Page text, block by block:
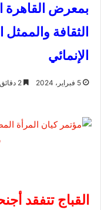
بمعرض القاهرة
الثقافة
الإنمائي
5 فبراير، 2024
القباج تتفقد